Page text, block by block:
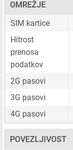
OMREŽJE
SIM kartice
Hitrost
prenosa
podatkov
2G pasovi
3G pasovi
4G pasovi
POVEZLJIVOST